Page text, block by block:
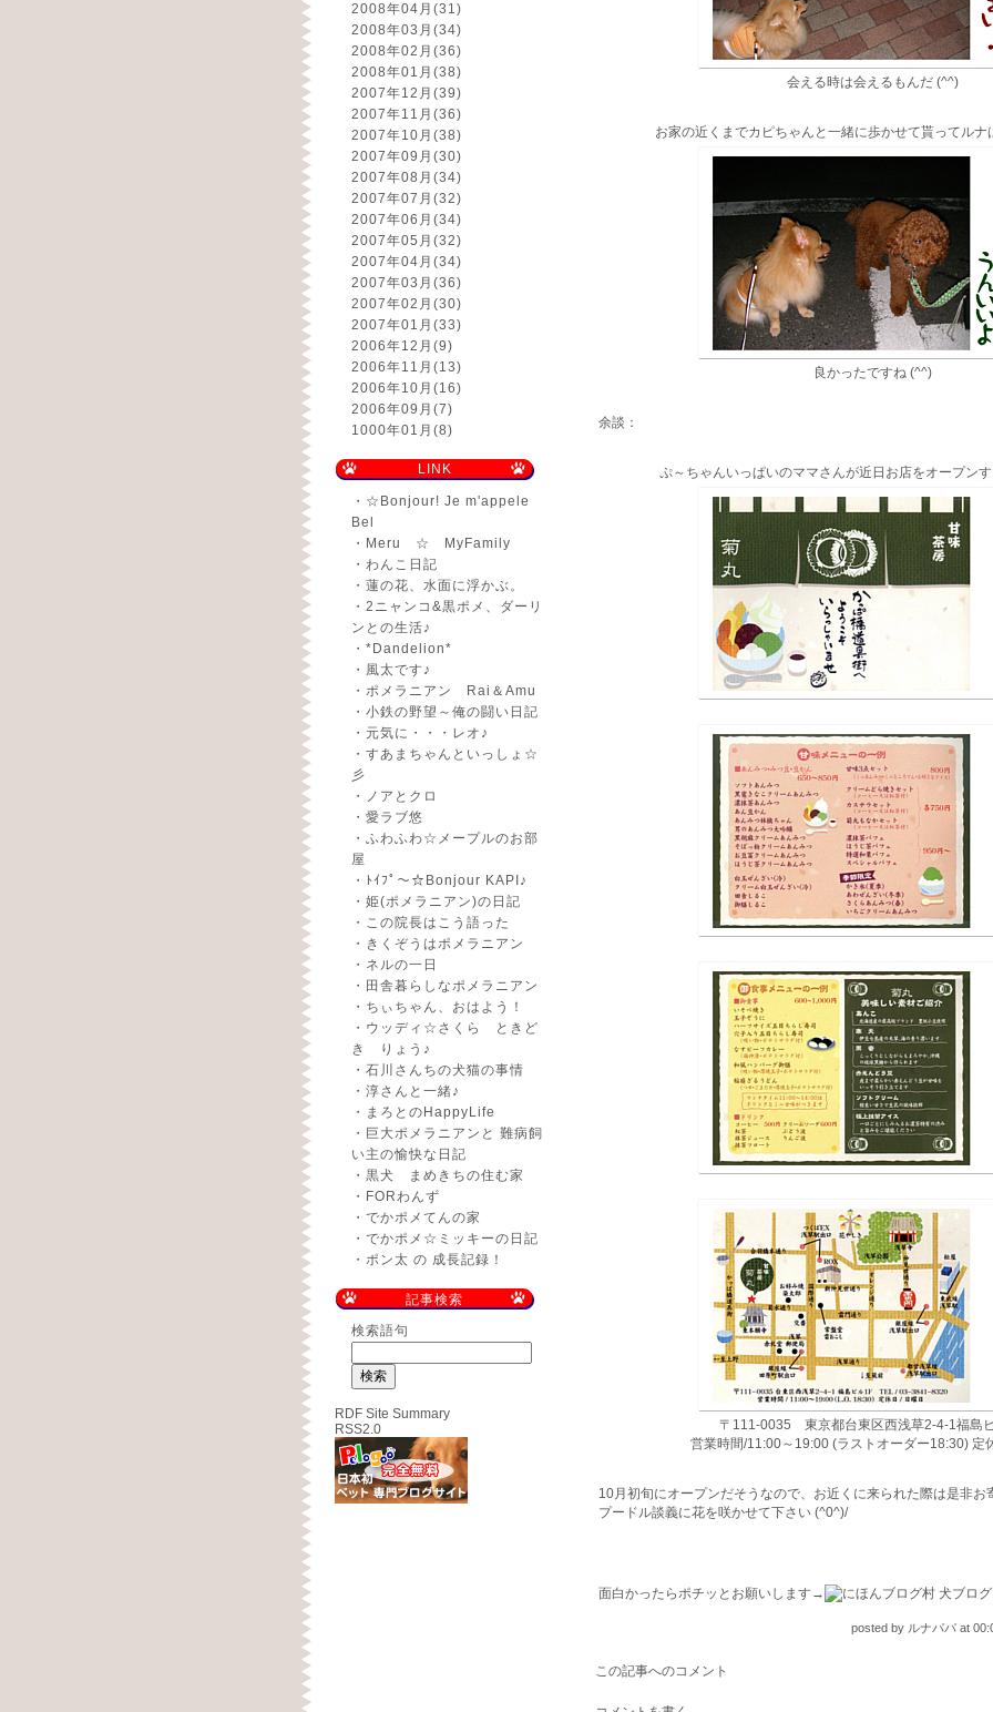
2008年04月 (31)
2008年03月 (34)
2008年02月 (36)
2008年01月 (38)
2007年12月 (39)
2007年11月 (36)
2007年10月 (38)
2007年09月 (30)
2007年08月 (34)
2007年07月 (32)
2007年06月 (34)
2007年05月 (32)
2007年04月 (34)
2007年03月 (36)
2007年02月 (30)
2007年01月 (33)
2006年12月 (9)
2006年11月 (13)
2006年10月 (16)
2006年09月 (7)
1000年01月 (8)
LINK
・ ☆Bonjour! Je m'appele
Bel
・ Meru ☆ MyFamily
・ わんこ日記
・ 蓮の花、水面に浮かぶ。
・ 2ニャンコ&黒ポメ、ダーリ
ンとの生活♪
・ *Dandelion*
・ 風太です♪
・ ポメラニアン Rai＆Amu
・ 小鉄の野望～俺の闘い日記
・ 元気に・・・レオ♪
・ すあまちゃんといっしょ☆
彡
・ ノアとクロ
・ 愛ラブ悠
・ ふわふわ☆メープルのお部
屋
・
ﾄｲﾌﾟ～☆Bonjour KAPI♪
・ 姫(ポメラニアン)の日記
・ この院長はこう語った
・ きくぞうはポメラニアン
・ ネルの一日
・ 田舎暮らしなポメラニアン
・ ちぃちゃん、おはよう！
・ ウッディ☆さくら ときど
き りょう♪
・ 石川さんちの犬猫の事情
・ 淳さんと一緒♪
・ まろとのHappyLife
・ 巨大ポメラニアンと 難病飼
い主の愉快な日記
・ 黒犬 まめきちの住む家
・ FORわんず
・ でかポメてんの家
・ でかポメ☆ミッキーの日記
・ ポン太 の 成長記録！
記事検索
検索語句
RDF Site Summary
RSS2.0
会える時は会えるもんだ (^^)
お家の近くまでカピちゃんと一緒に歩かせて貰ってルナ
良かったですね (^^)
余談：
ぷ～ちゃんいっぱいのママさんが近日お店をオープン
〒111-0035 東京都台東区西浅草2-4-1福島
営業時間/11:00～19:00 (ラストオーダー18:30) 定
10月初旬にオープンだそうなので、お近くに来られた際は是非お
プードル談義に花を咲かせて下さい (^0^)/
面白かったらポチッとお願いします→
posted by ルナパパ at
この記事へのコメント